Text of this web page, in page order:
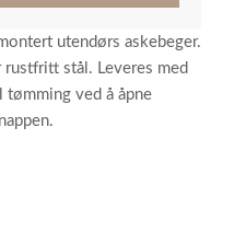
utendørs askebeger.
stål. Leveres med
tømming ved å åpne